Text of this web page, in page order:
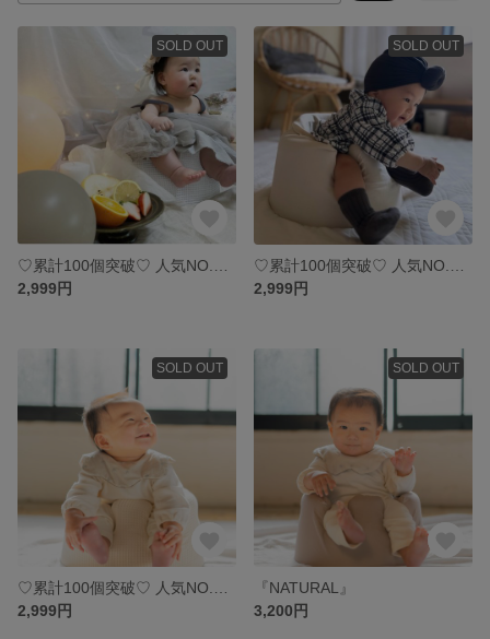
SOLD OUT
2,999円
SOLD OUT
2,999円
SOLD OUT
2,999円
SOLD OUT
『NATURAL』
3,200円